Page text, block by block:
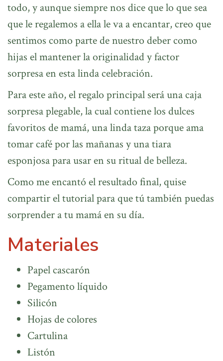
todo, y aunque siempre nos dice que lo que sea
que le regalemos a ella le va a encantar, creo que
sentimos como parte de nuestro deber como
hijas el mantener la originalidad y factor
sorpresa en esta linda celebración.
Para este año, el regalo principal será una caja
sorpresa plegable, la cual contiene los dulces
favoritos de mamá, una linda taza porque ama
tomar café por las mañanas y una tiara
esponjosa para usar en su ritual de belleza.
Como me encantó el resultado final, quise
compartir el tutorial para que tú también puedas
sorprender a tu mamá en su día.
Materiales
Papel cascarón
Pegamento líquido
Silicón
Hojas de colores
Cartulina
Listón